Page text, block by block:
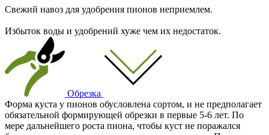
Свежий навоз для удобрения пионов неприемлем.
Избыток воды и удобрений хуже чем их недостаток.
Обрезка
Форма куста у пионов обусловлена сортом, и не предполагает
обязательной формирующей обрезки в первые 5-6 лет. По
мере дальнейшего роста пиона, чтобы куст не поражался